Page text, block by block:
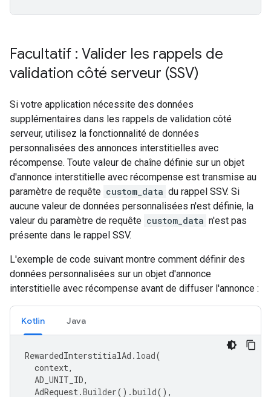
Facultatif : Valider les rappels de
validation côté serveur (SSV)
Si votre application nécessite des données
supplémentaires dans les rappels de validation côté
serveur, utilisez la fonctionnalité de données
personnalisées des annonces interstitielles avec
récompense. Toute valeur de chaîne définie sur un objet
d'annonce interstitielle avec récompense est transmise au
paramètre de requête custom_data du rappel SSV. Si
aucune valeur de données personnalisées n'est définie, la
valeur du paramètre de requête custom_data n'est pas
présente dans le rappel SSV.
L'exemple de code suivant montre comment définir des
données personnalisées sur un objet d'annonce
interstitielle avec récompense avant de diffuser l'annonce :
Kotlin Java
RewardedInterstitialAd . load(
context,
AD_UNIT_ID,
AdRequest.Builder().build(),